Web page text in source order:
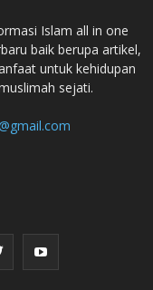
Islam all in one
baik berupa artikel,
untuk kehidupan
sejati.